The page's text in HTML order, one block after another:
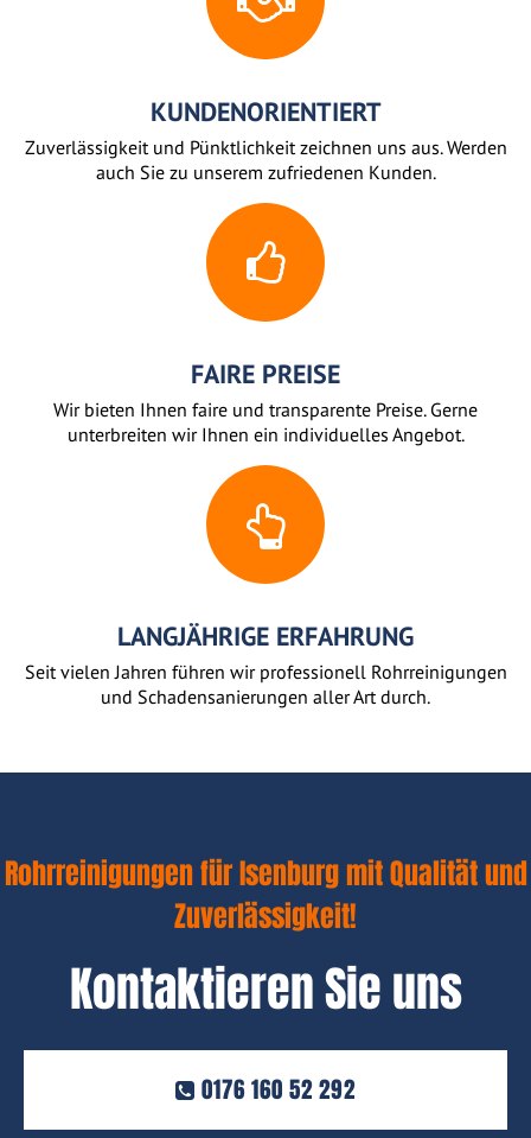
KUNDENORIENTIERT
Zuverlässigkeit und Pünktlichkeit zeichnen uns aus. Werden
auch Sie zu unserem zufriedenen Kunden.
FAIRE PREISE
Wir bieten Ihnen faire und transparente Preise. Gerne
unterbreiten wir Ihnen ein individuelles Angebot.
LANGJÄHRIGE ERFAHRUNG
Seit vielen Jahren führen wir professionell Rohrreinigungen
und Schadensanierungen aller Art durch.
Rohrreinigungen für Isenburg mit Qualität und
Zuverlässigkeit!
Kontaktieren Sie uns
0176 160 52 292